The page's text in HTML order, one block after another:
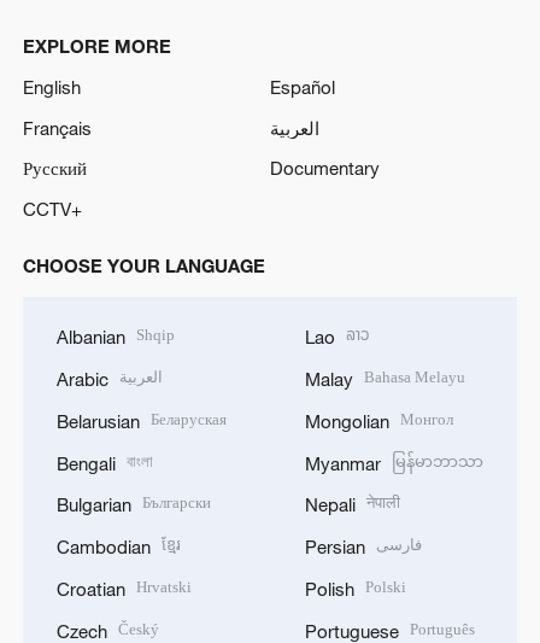
EXPLORE MORE
English
Español
Français
العربية
Русский
Documentary
CCTV+
CHOOSE YOUR LANGUAGE
Albanian Shqip
Arabic العربية
Belarusian Беларуская
Bengali বাংলা
Bulgarian Български
Cambodian ខ្មែរ
Croatian Hrvatski
Czech Český
Lao ລາວ
Malay Bahasa Melayu
Mongolian Монгол
Myanmar မြန်မာဘာသာ
Nepali नेपाली
Persian فارسی
Polish Polski
Portuguese Português